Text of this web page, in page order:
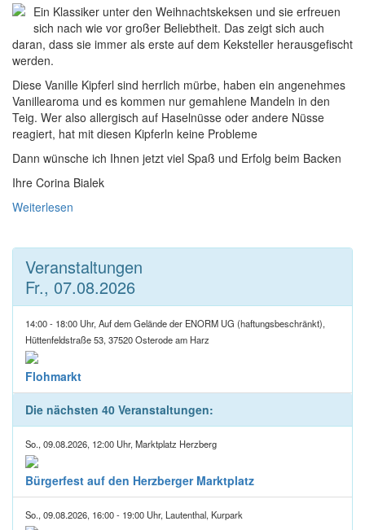
Ein Klassiker unter den Weihnachtskeksen und sie erfreuen
sich nach wie vor großer Beliebtheit. Das zeigt sich auch
daran, dass sie immer als erste auf dem Keksteller herausgefischt
werden.
Diese Vanille Kipferl sind herrlich mürbe, haben ein angenehmes
Vanillearoma und es kommen nur gemahlene Mandeln in den
Teig. Wer also allergisch auf Haselnüsse oder andere Nüsse
reagiert, hat mit diesen Kipferln keine Probleme
Dann wünsche ich Ihnen jetzt viel Spaß und Erfolg beim Backen
Ihre Corina Bialek
Weiterlesen
Veranstaltungen
Fr., 07.08.2026
14:00 - 18:00 Uhr, Auf dem Gelände der ENORM UG (haftungsbeschränkt),
Hüttenfeldstraße 53, 37520 Osterode am Harz
Flohmarkt
Die nächsten 40 Veranstaltungen:
So., 09.08.2026, 12:00 Uhr, Marktplatz Herzberg
Bürgerfest auf den Herzberger Marktplatz
So., 09.08.2026, 16:00 - 19:00 Uhr, Lautenthal, Kurpark